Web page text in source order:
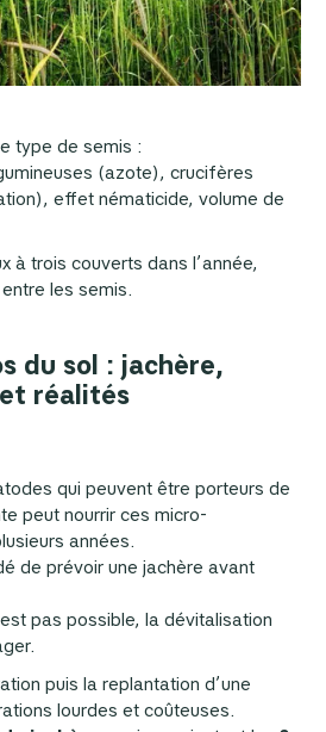
type de semis :
(azote), crucifères
effet nématicide, volume de
à trois couverts dans l’année,
les semis.
du sol : jachère,
réalités
qui peuvent être porteurs de
peut nourrir ces micro-
années.
de prévoir une jachère avant
pas possible, la dévitalisation
puis la replantation d’une
lourdes et coûteuses.